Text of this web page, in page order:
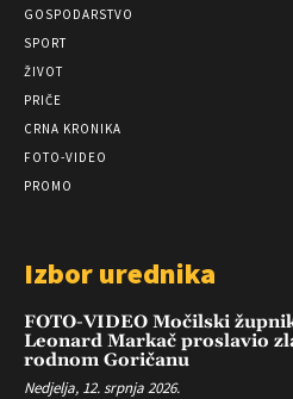
GOSPODARSTVO
SPORT
ŽIVOT
PRIČE
CRNA KRONIKA
FOTO-VIDEO
PROMO
Izbor urednika
FOTO-VIDEO Močilski
Leonard Markač proslavio
rodnom Goričanu
Nedjelja, 12. srpnja 2026.